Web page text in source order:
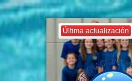
Última actualización